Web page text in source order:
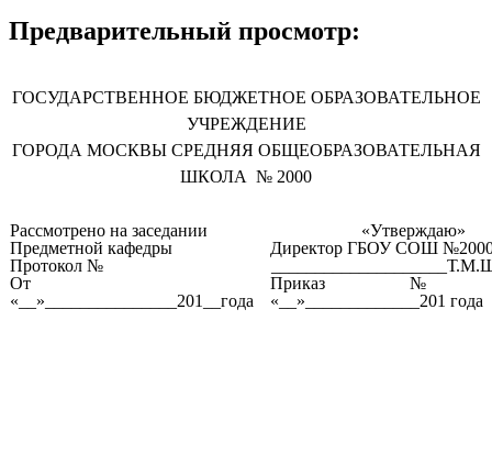
Предварительный просмотр:
ГОСУДАРСТВЕННОЕ БЮДЖЕТНОЕ ОБРАЗОВАТЕЛЬНОЕ
УЧРЕЖДЕНИЕ
ГОРОДА МОСКВЫ СРЕДНЯЯ ОБЩЕОБРАЗОВАТЕЛЬНАЯ
ШКОЛА № 2000
Рассмотрено на заседании
Предметной кафедры
Протокол №
От
«__»_______________201__года
«Утверждаю»
Директор ГБОУ СОШ
Приказ
«__»_____________201 года